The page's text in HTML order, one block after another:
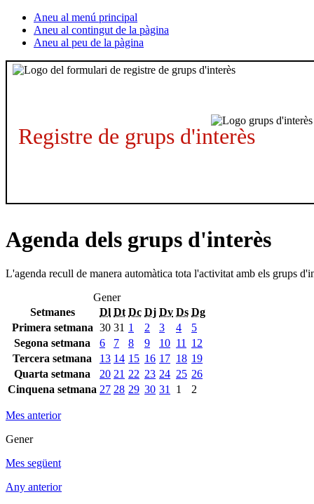
Aneu al menú principal
Aneu al contingut de la pàgina
Aneu al peu de la pàgina
Registre de grups d'interès
Agenda dels grups d'interès
L'agenda recull de manera automàtica tota l'activitat amb els grups
Gener
Setmanes
Dl Dt Dc Dj Dv Ds Dg
Primera setmana 30 31 1 2 3 4
5
Segona setmana
6 7 8 9 10 11
12
Tercera setmana
13 14 15 16 17 18 19
Quarta setmana
20 21 22 23 24 25 26
Cinquena setmana 27 28 29 30 31 1 2
Mes anterior
Gener
Mes següent
Any anterior